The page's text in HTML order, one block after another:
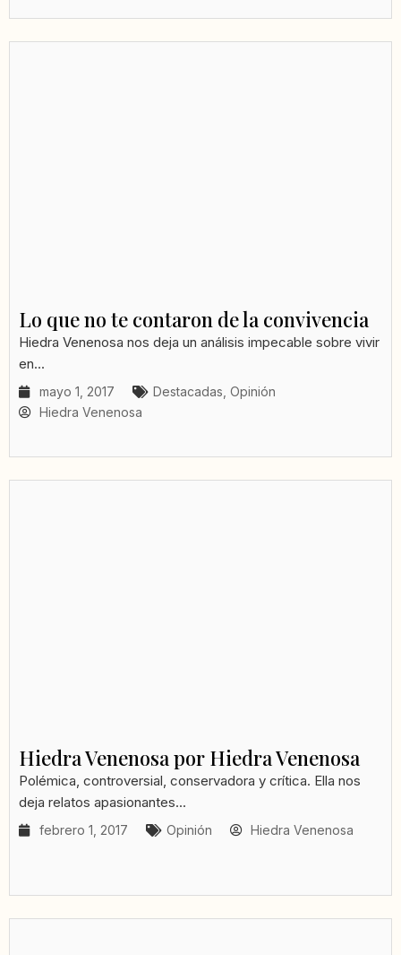
Lo que no te contaron de la convivencia
Hiedra Venenosa nos deja un análisis impecable sobre vivir
en...
mayo 1, 2017 Destacadas Opinión
Hiedra Venenosa
Hiedra Venenosa por Hiedra Venenosa
Polémica, controversial, conservadora y crítica. Ella nos
deja relatos apasionantes...
febrero 1, 2017 Opinión Hiedra Venenosa